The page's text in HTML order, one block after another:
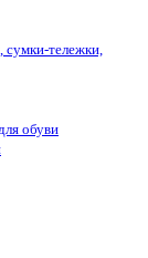
сумки-тележки,
обуви